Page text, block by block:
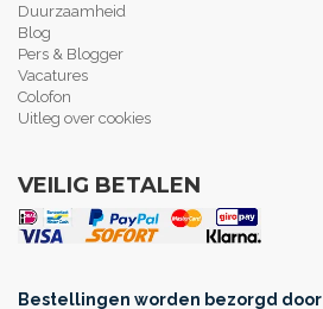
Duurzaamheid
Blog
Pers & Blogger
Vacatures
Colofon
Uitleg over cookies
VEILIG BETALEN
Bestellingen worden bezorgd door